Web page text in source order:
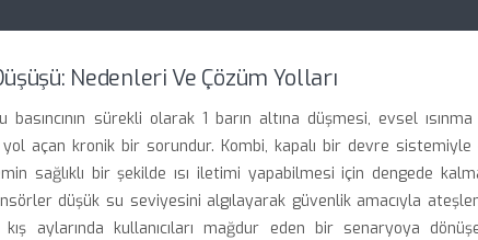
Nedenleri Ve Çözüm Yolları
sürekli olarak 1 barın altına düşmesi, evsel
yol açan kronik bir sorundur. Kombi, kapalı bir devre sistemiyle
sağlıklı bir şekilde ısı iletimi yapabilmesi için dengede
düşük su seviyesini algılayarak güvenlik amacıyla
kış aylarında kullanıcıları mağdur eden bir senaryoya